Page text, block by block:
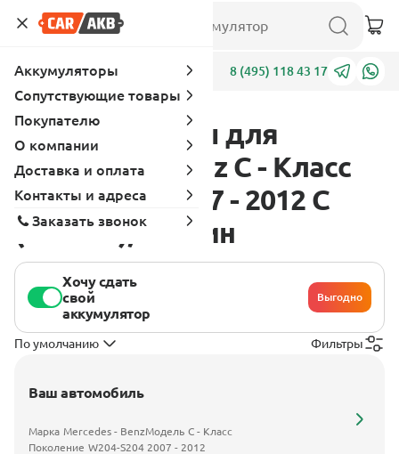
Адреса 8 (495) 118 43 17
Аккумуляторы для
Mercedes - Benz C - Класс
W204-S204 2007 - 2012 C
(156 л.с.), бензин
Хочу сдать
свой
аккумулятор
Выгодно
По умолчанию Фильтры
Ваш автомобиль
Марка Mercedes - BenzМодель C - Класс
Поколение W204-S204 2007 - 2012
Аккумуляторы
Сопутствующие товары
Покупателю
О компании
Доставка и оплата
Контакты и адреса
Заказать звонок